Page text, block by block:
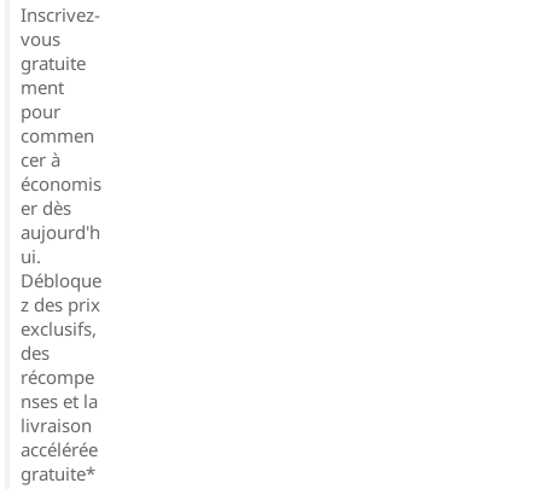
Inscrivez-
vous
gratuite
ment
pour
commen
cer à
économis
er dès
aujourd'h
ui.
Débloque
z des prix
exclusifs,
des
récompe
nses et la
livraison
accélérée
gratuite*